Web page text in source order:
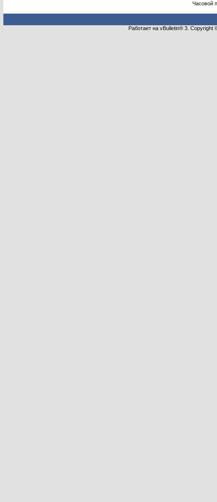
Часовой
Работает на vBulletin® 3.